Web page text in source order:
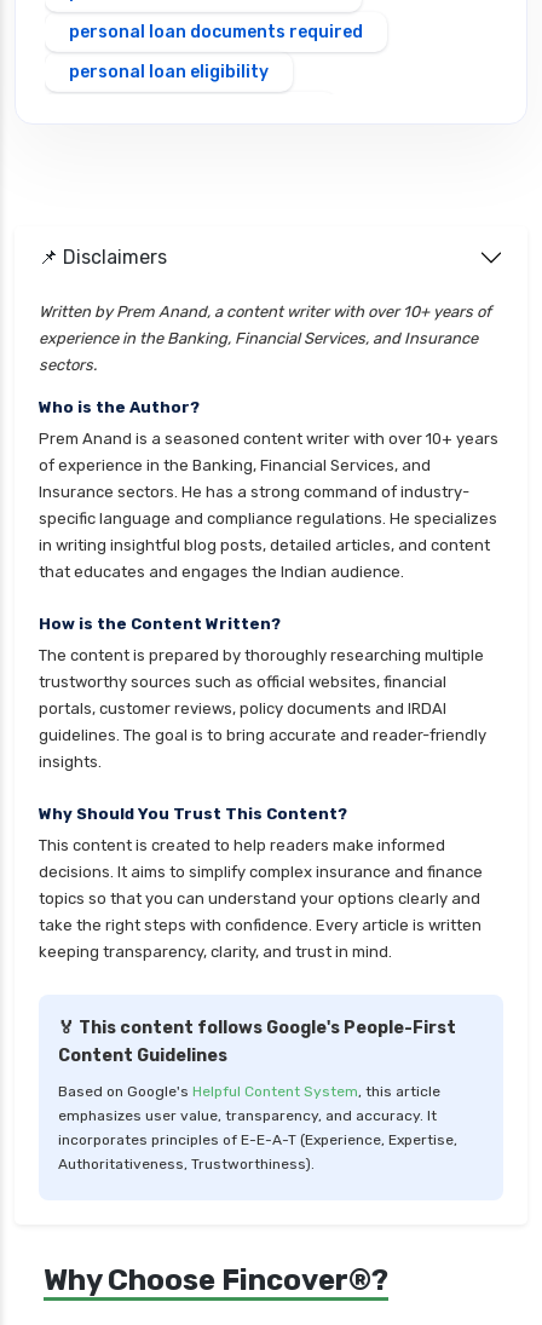
personal loan documents required
personal loan eligibility
personal loan eligibility hdfc
personal loan eligibility idfc
personal loan eligibility incred
personal loan eligibility indusind bank
personal loan eligibility kotak
personal loan eligibility shriram
personal loan eligibility tata capital
personal loan eligibility yes bank
personal loan for ca
personal loan for defence personnel
personal loan for it professionals
personal loan for marriage
personal loan for nri
personal loan for pensioners
personal loan for self employed
personal loan for women
personal loan in 10 minutes
personal loan in andhra pradesh
personal loan in coimbatore
📌 Disclaimers
Written by Prem Anand, a content writer with over 10+ years of
experience in the Banking, Financial Services, and Insurance
sectors.
Who is the Author?
Prem Anand is a seasoned content writer with over 10+ years
of experience in the Banking, Financial Services, and
Insurance sectors. He has a strong command of industry-
specific language and compliance regulations. He specializes
in writing insightful blog posts, detailed articles, and content
that educates and engages the Indian audience.
How is the Content Written?
The content is prepared by thoroughly researching multiple
trustworthy sources such as official websites, financial
portals, customer reviews, policy documents and IRDAI
guidelines. The goal is to bring accurate and reader-friendly
insights.
Why Should You Trust This Content?
This content is created to help readers make informed
decisions. It aims to simplify complex insurance and finance
topics so that you can understand your options clearly and
take the right steps with confidence. Every article is written
keeping transparency, clarity, and trust in mind.
🏅 This content follows Google's People-First
Content Guidelines
Based on Google's Helpful Content System, this article
emphasizes user value, transparency, and accuracy. It
incorporates principles of E-E-A-T (Experience, Expertise,
Authoritativeness, Trustworthiness).
Why Choose Fincover®?